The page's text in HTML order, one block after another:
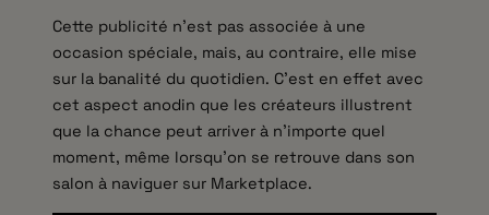
Cette publicité n’est pas associée à une
occasion spéciale, mais, au contraire, elle mise
sur la banalité du quotidien. C’est en effet avec
cet aspect anodin que les créateurs illustrent
que la chance peut arriver à n’importe quel
moment, même lorsqu’on se retrouve dans son
salon à naviguer sur Marketplace.